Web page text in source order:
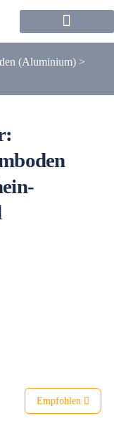
(Aluminium) >
Empfohlen